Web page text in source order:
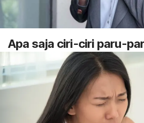
Apa saja ciri-ciri paru-